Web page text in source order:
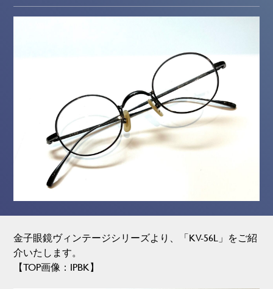
金子眼鏡ヴィンテージシリーズより、「KV-56L」をご紹
介いたします。
【TOP画像：IPBK】